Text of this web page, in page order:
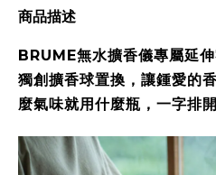
商品描述
BRUME無水擴香儀專屬延
獨創擴香球置換，讓鍾愛的
麼氣味就用什麼瓶，一字排